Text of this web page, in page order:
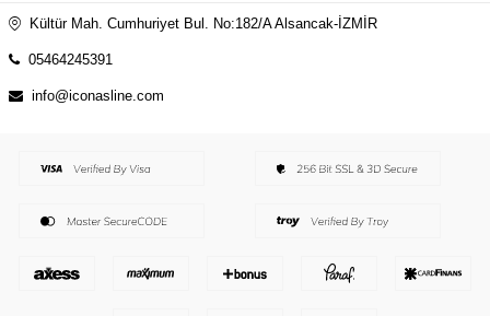
Kültür Mah. Cumhuriyet Bul. No:182/A Alsancak-İZMİR
05464245391
info@iconasline.com